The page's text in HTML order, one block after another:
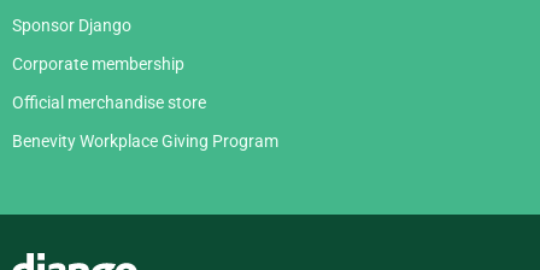
Sponsor Django
Corporate membership
Official merchandise store
Benevity Workplace Giving Program